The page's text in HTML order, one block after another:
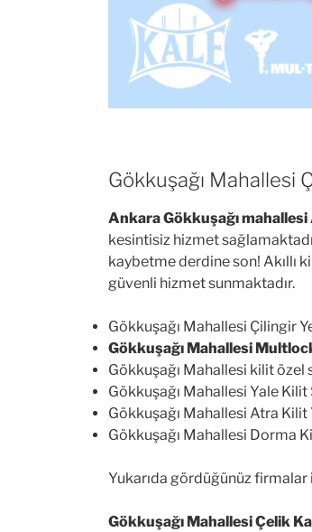
Gökkuşağı Mahallesi
Ankara Gökkuşağı
kesintisiz hizmet
kaybetme derdine son! Akıllı
güvenli hizmet sunmaktadır.
Gökkuşağı Mahallesi Çilingir
Gökkuşağı Mahallesi
Gökkuşağı Mahallesi kilit özel
Gökkuşağı Mahallesi Yale Kilit
Gökkuşağı Mahallesi Atra Kilit
Gökkuşağı Mahallesi Dorma
Yukarıda gördüğünüz firmalar
Gökkuşağı Mahallesi Çelik